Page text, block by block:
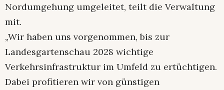
Nordumgehung umgeleitet, teilt die Verwaltung
mit.
„Wir haben uns vorgenommen, bis zur
Landesgartenschau 2028 wichtige
Verkehrsinfrastruktur im Umfeld zu ertüchtigen.
Dabei profitieren wir von günstigen